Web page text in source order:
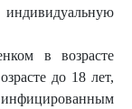
в возрасте
до 18 лет,